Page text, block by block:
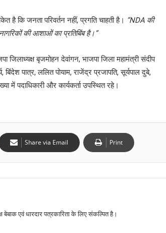
है कि जनता परिवर्तन नहीं, प्रगति चाहती है। “NDA की
की आशाओं का प्रतिबिंब है।”
बृजमोहन देवांगन, भाजपा जिला महामंत्री संदीप
पात्र, ललित पोयाम, राजेंद्र प्रजापति, सूर्यपाल दुबे,
में पदाधिकारी और कार्यकर्ता उपस्थित रहे।
Share via Email Print
बेबाक एवं धारदार पत्रकारिता के लिए संकल्पित है।